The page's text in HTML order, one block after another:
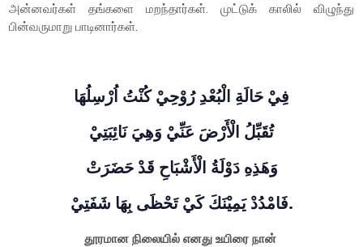
அன்னவர்கள் தங்களை மறந்தார்கள். முட்டுக் காலில் விழுந்து
பின்வருமாறு பாடினார்கள்.
فِيْ حَالَةِ الْبُعْدِ رُوْحِيْ كُنْتُ اُرْسِلُهَا
تُقَبِّلُ الْأَرْضَ عَنِّيْ وَهِيَ نَائِبَتِيْ
وَهَذِهِ دَوْلَةُ الْأَشْبَاحِ قَدْ حَضَرَتْ
فَامْدُدْ يَمِيْنَكَ كَيْ تَحْظَى بِهَا شَفَتِيْ.
தூரமான நிலையில் எனது உயிரை நான்